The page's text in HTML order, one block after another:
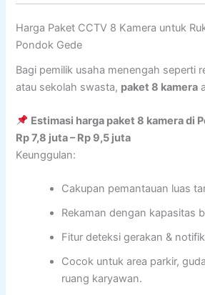
Harga Paket CCTV 8 Kamera untuk
Pondok Gede
Bagi pemilik usaha menengah seperti
atau sekolah swasta, paket 8 kamera
Estimasi harga paket 8 kamera di
Rp 7,8 juta – Rp 9,5 juta
Keunggulan:
Cakupan pemantauan luas
Rekaman dengan kapasitas
Fitur deteksi gerakan &
Cocok untuk area parkir,
ruang karyawan.